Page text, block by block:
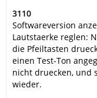
3110
Softwareversion
Lautstaerke reglen:
die Pfeiltasten
einen Test-Ton
nicht druecken, und
wieder.